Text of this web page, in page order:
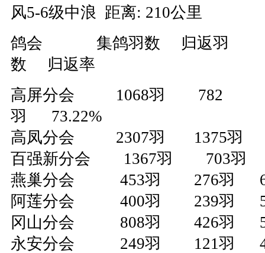
风5-6级中浪 距离: 210公里
鸽会 集鸽羽数 归返羽
数 归返率
高屏分会 1068羽 782
羽 73.22%
高凤分会 2307羽 1375羽
百强新分会 1367羽 703羽
燕巢分会 453羽 276羽
阿莲分会 400羽 239羽
冈山分会 808羽 426羽
永安分会 249羽 121羽